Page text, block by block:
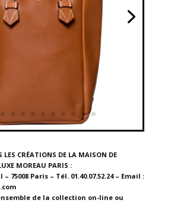
LES CRÉATIONS DE LA MAISON DE
MOREAU PARIS :
75008 Paris – Tél. 01.40.07.52.24 – Email :
de la collection on-line ou